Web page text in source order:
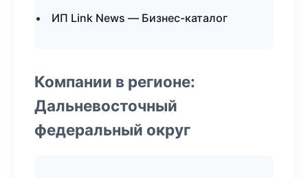
ИП Link News — Бизнес-каталог
Компании в регионе:
Дальневосточный
федеральный округ